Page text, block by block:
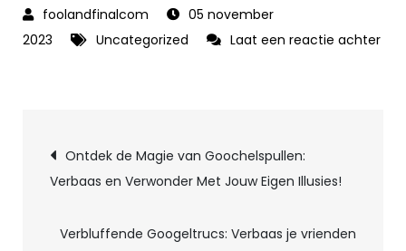
05 november
2023
Uncategorized
Laat een reactie achter
Makkelijke
Berichtnavigatie
Ontdek de Magie van Goochelspullen:
Verbaas en Verwonder Met Jouw Eigen Illusies!
Verbluffende Googeltrucs: Verbaas je vrienden